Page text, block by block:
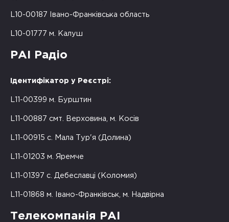
L10-00187 Івано-Франківська область
L10-01777 м. Калуш
РАІ Радіо
Ідентифікатор у Реєстрі:
L11-00399 м. Бурштин
L11-00887 смт. Верховина, м. Косів
L11-00915 с. Мала Тур'я (Долина)
L11-01203 м. Яремче
L11-01397 с. Дебеславці (Коломия)
L11-01868 м. Івано-Франківськ, м. Надвірна
Телекомпанія РАІ